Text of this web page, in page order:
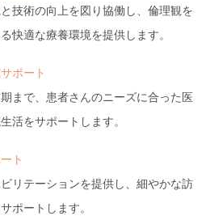
技術の向上を図り協働し、倫理観を
快適な療養環境を提供します。
ポート
まで、患者さんのニーズに合った医
活をサポートします。
ト
リテーションを提供し、細やかな訪
ポートします。